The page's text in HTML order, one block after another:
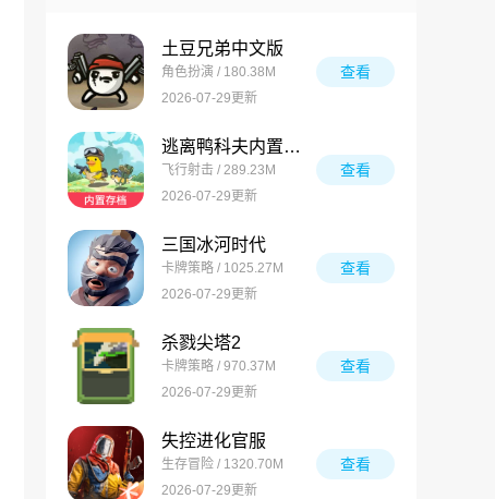
土豆兄弟中文版
角色扮演 / 180.38M
2026-07-29更新
查看
逃离鸭科夫内置菜单版
飞行射击 / 289.23M
2026-07-29更新
查看
三国冰河时代
卡牌策略 / 1025.27M
2026-07-29更新
查看
杀戮尖塔2
卡牌策略 / 970.37M
2026-07-29更新
查看
失控进化官服
生存冒险 / 1320.70M
2026-07-29更新
查看